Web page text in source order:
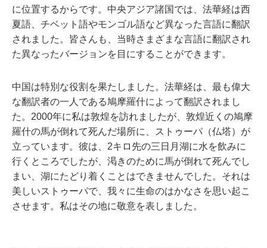
に位置するからです。中央アジア諸国では、法華経は西
夏語、チベット語やモンゴル語など異なった言語に翻訳
されました。皆さんも、当時さまざまな言語に翻訳され
た異なったバージョンを目にすることができます。
中国は特別な役割を果たしました。法華経は、最も偉大
な翻訳者の一人である鳩摩羅什によって翻訳されまし
た。2000年に私は敦煌を訪れましたが、敦煌近くの鳩摩
羅什の馬が倒れて死んだ場所に、ストゥーパ（仏塔）が
立っています。彼は、2キロ先の三日月湖に水を飲みに
行くところでしたが、渇きのために馬が倒れて死んでし
まい、湖にたどり着くことはできませんでした。それは
美しいストゥーパで、我々に生命のはかなさを思い起こ
させます。私はその地に敬意を表しました。